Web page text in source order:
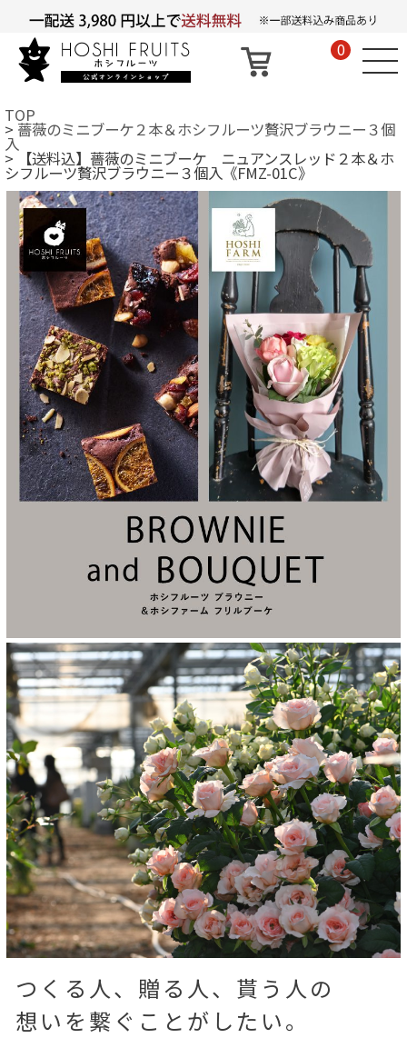
0
TOP
薔薇のミニブーケ２本＆ホシフルーツ贅沢ブラウニー３個
入
【送料込】薔薇のミニブーケ ニュアンスレッド２本＆ホ
シフルーツ贅沢ブラウニー３個入《FMZ-01C》
つくる人、贈る人、貰う人の
想いを繋ぐことがしたい。